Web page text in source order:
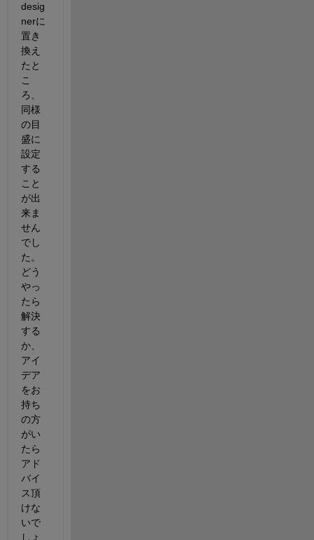
desig
nerに
置き
換え
たと
こ
ろ、
同様
の目
盛に
設定
する
こと
が出
来ま
せん
でし
た。
どう
やっ
たら
解決
する
か、
アイ
デア
をお
持ち
の方
がい
たら
アド
バイ
ス頂
けな
いで
しょ